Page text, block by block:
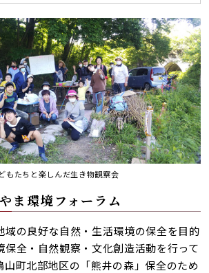
もたちと楽しんだ生き物観察会
ま環境フォーラム
域の良好な自然・生活環境の保全を目的
保全・自然観察・文化創造活動を行って
山町北部地区の「熊井の森」保全のため